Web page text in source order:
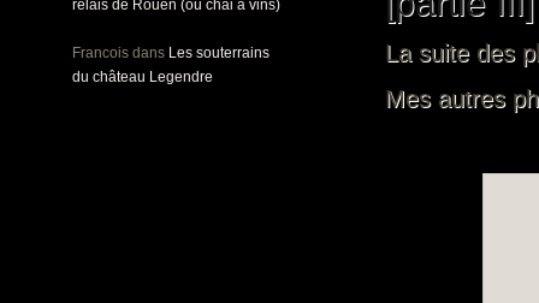
relais de Rouen (ou chai à vins)
Francois dans Les souterrains
du château Legendre
La suite des
Mes autres